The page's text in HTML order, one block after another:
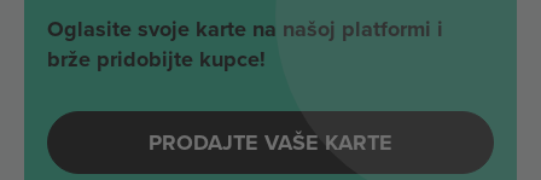
Oglasite svoje karte na našoj platformi i
brže pridobijte kupce!
PRODAJTE VAŠE KARTE